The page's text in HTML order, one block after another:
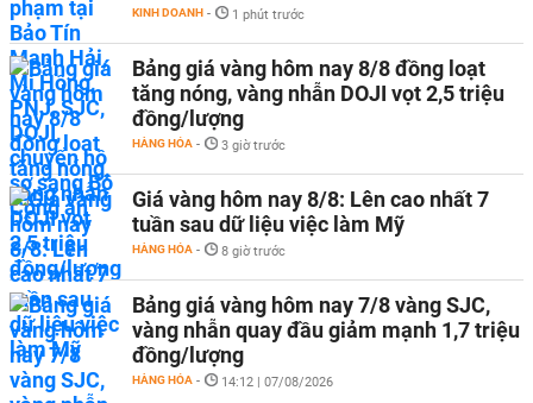
KINH DOANH - 1 phút trước
Bảng giá vàng hôm nay 8/8 đồng loạt
tăng nóng, vàng nhẫn DOJI vọt 2,5 triệu
đồng/lượng
HÀNG HÓA - 3 giờ trước
Giá vàng hôm nay 8/8: Lên cao nhất 7
tuần sau dữ liệu việc làm Mỹ
HÀNG HÓA - 8 giờ trước
Bảng giá vàng hôm nay 7/8 vàng SJC,
vàng nhẫn quay đầu giảm mạnh 1,7 triệu
đồng/lượng
HÀNG HÓA - 14:12 | 07/08/2026